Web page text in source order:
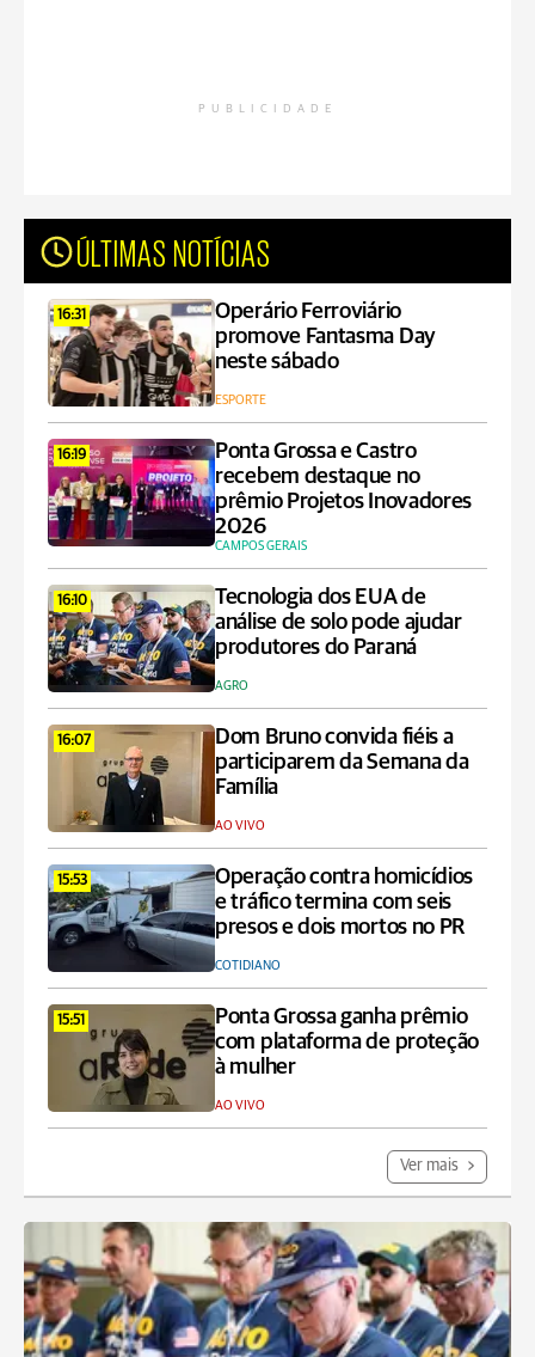
PUBLICIDADE
ÚLTIMAS NOTÍCIAS
16:31
Operário Ferroviário
promove Fantasma Day
neste sábado
ESPORTE
16:19
Ponta Grossa e Castro
recebem destaque no
prêmio Projetos Inovadores
2026
CAMPOS GERAIS
16:10
Tecnologia dos EUA de
análise de solo pode ajudar
produtores do Paraná
AGRO
16:07
Dom Bruno convida fiéis a
participarem da Semana da
Família
AO VIVO
15:53
Operação contra homicídios
e tráfico termina com seis
presos e dois mortos no PR
COTIDIANO
15:51
Ponta Grossa ganha prêmio
com plataforma de proteção
à mulher
AO VIVO
Ver mais